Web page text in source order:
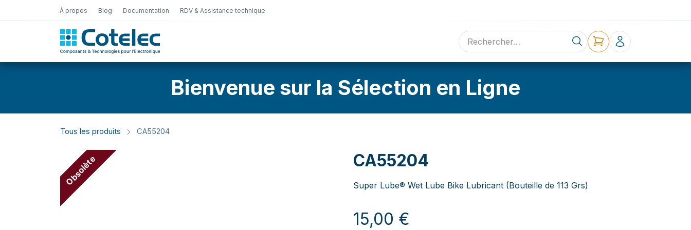
À propos Blog Documentation RDV & Assistance technique
Sélection en ligne Contact
Bienvenue sur la Sélection en Ligne
Tous les produits CA55204
Obsolète CA55204
Super Lube® Wet Lube Bike Lubricant (Bouteille de 113 Grs)
15,00 €